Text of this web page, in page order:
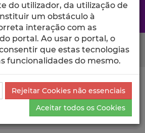
e ciência no Iscte
Liliana Azevedo
Ensino e
Azevedo
do utilizador, da utilização de
um obstáculo à
interação com as
portal. Ao usar o portal, o
que estas tecnologias
funcionalidades do mesmo.
Rejeitar Cookies não essenciais
Aceitar todos os Cookies